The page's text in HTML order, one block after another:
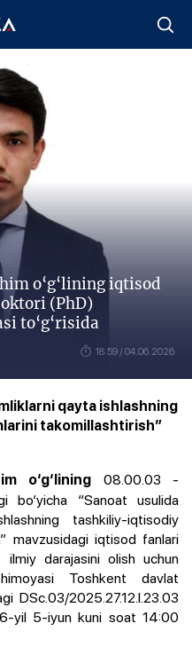
o‘g‘lining iqtisod
(PhD)
to‘g‘risida
18:59 / 04.06.2026
qayta ishlashning
takomillashtirish”
o‘g‘lining 08.00.03 -
bo‘yicha “Sanoat usulida
tashkiliy-iqtisodiy
mavzusidagi iqtisod fanlari
darajasini olish uchun
Toshkent davlat
DSc.03/2025.27.12.I.23.03
yil 5-iyun kuni soat 14:00